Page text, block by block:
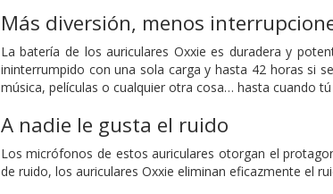
Más diversión, menos
La batería de los auriculares Oxxie es duradera y
ininterrumpido con una sola carga y hasta 42 horas si
música, películas o cualquier otra cosa… hasta cuando tú
A nadie le gusta el ruido
Los micrófonos de estos auriculares otorgan el
de ruido, los auriculares Oxxie eliminan eficazmente el